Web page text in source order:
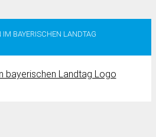
BAYERISCHEN LANDTAG